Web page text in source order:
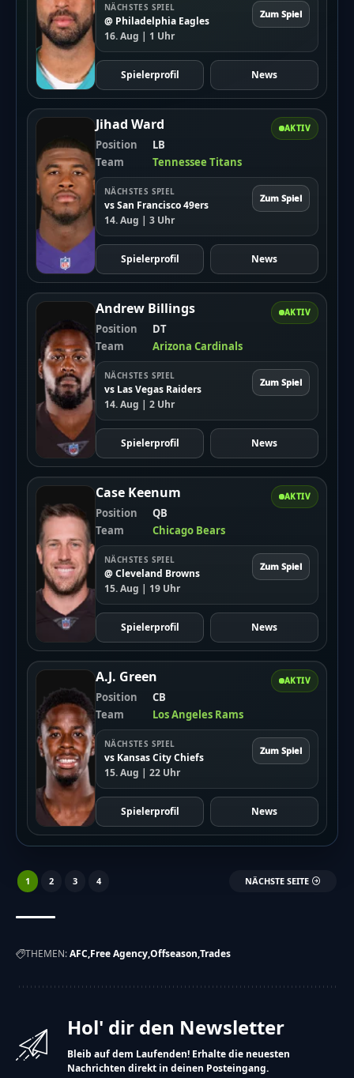
NÄCHSTES SPIEL
@ Philadelphia Eagles
16. Aug | 1 Uhr
Zum Spiel
Spielerprofil News
AKTIV
Jihad Ward
Position
LB
Team
Tennessee Titans
NÄCHSTES SPIEL
vs San Francisco 49ers
14. Aug | 3 Uhr
Zum Spiel
Spielerprofil News
AKTIV
Andrew Billings
Position
DT
Team
Arizona Cardinals
NÄCHSTES SPIEL
vs Las Vegas Raiders
14. Aug | 2 Uhr
Zum Spiel
Spielerprofil News
AKTIV
Case Keenum
Position
QB
Team
Chicago Bears
NÄCHSTES SPIEL
@ Cleveland Browns
15. Aug | 19 Uhr
Zum Spiel
Spielerprofil News
AKTIV
A.J. Green
Position
CB
Team
Los Angeles Rams
NÄCHSTES SPIEL
vs Kansas City Chiefs
15. Aug | 22 Uhr
Zum Spiel
Spielerprofil News
1 2 3 4 NÄCHSTE SEITE
THEMEN:AFC Free AgencyOffseason Trades
Hol' dir den Newsletter
Bleib auf dem Laufenden! Erhalte die neuesten
Nachrichten direkt in deinen Posteingang.